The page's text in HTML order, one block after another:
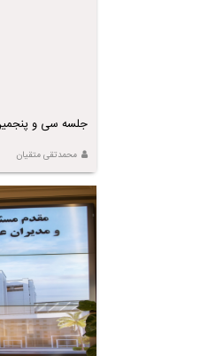
جلسه سی و
محمدتقی متقیان